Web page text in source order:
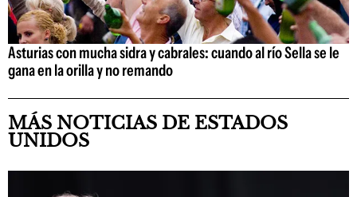
Asturias con mucha sidra y cabrales: cuando al río Sella se le
gana en la orilla y no remando
MÁS NOTICIAS DE ESTADOS
UNIDOS